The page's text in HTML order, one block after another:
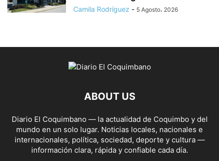
Camila Rodríguez - 5 Agosto، 2026
ABOUT US
Diario El Coquimbano — la actualidad de Coquimbo y del
mundo en un solo lugar. Noticias locales, nacionales e
internacionales, política, sociedad, deporte y cultura —
información clara, rápida y confiable cada día.